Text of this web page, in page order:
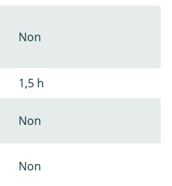
Non
1,5 h
Non
Non